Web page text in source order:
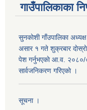
गाउँपालिकाका
सुनकाेशी गाँउपालिका
असार १ गते शुक्रबार
पेश गर्नुभएकाे आ.व. २०८०/
सार्वजनिकरण गरिएकाे ।
सूचना ।